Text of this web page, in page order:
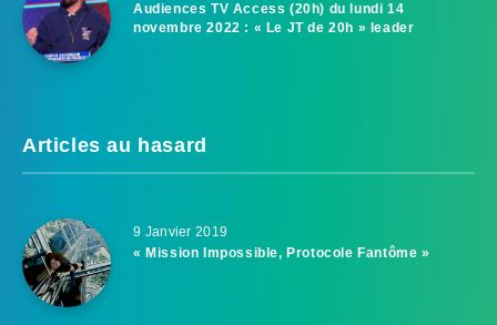
Audiences TV Access (20h) du lundi 14
novembre 2022 : « Le JT de 20h » leader
Articles au hasard
9 Janvier 2019
« Mission Impossible, Protocole Fantôme »